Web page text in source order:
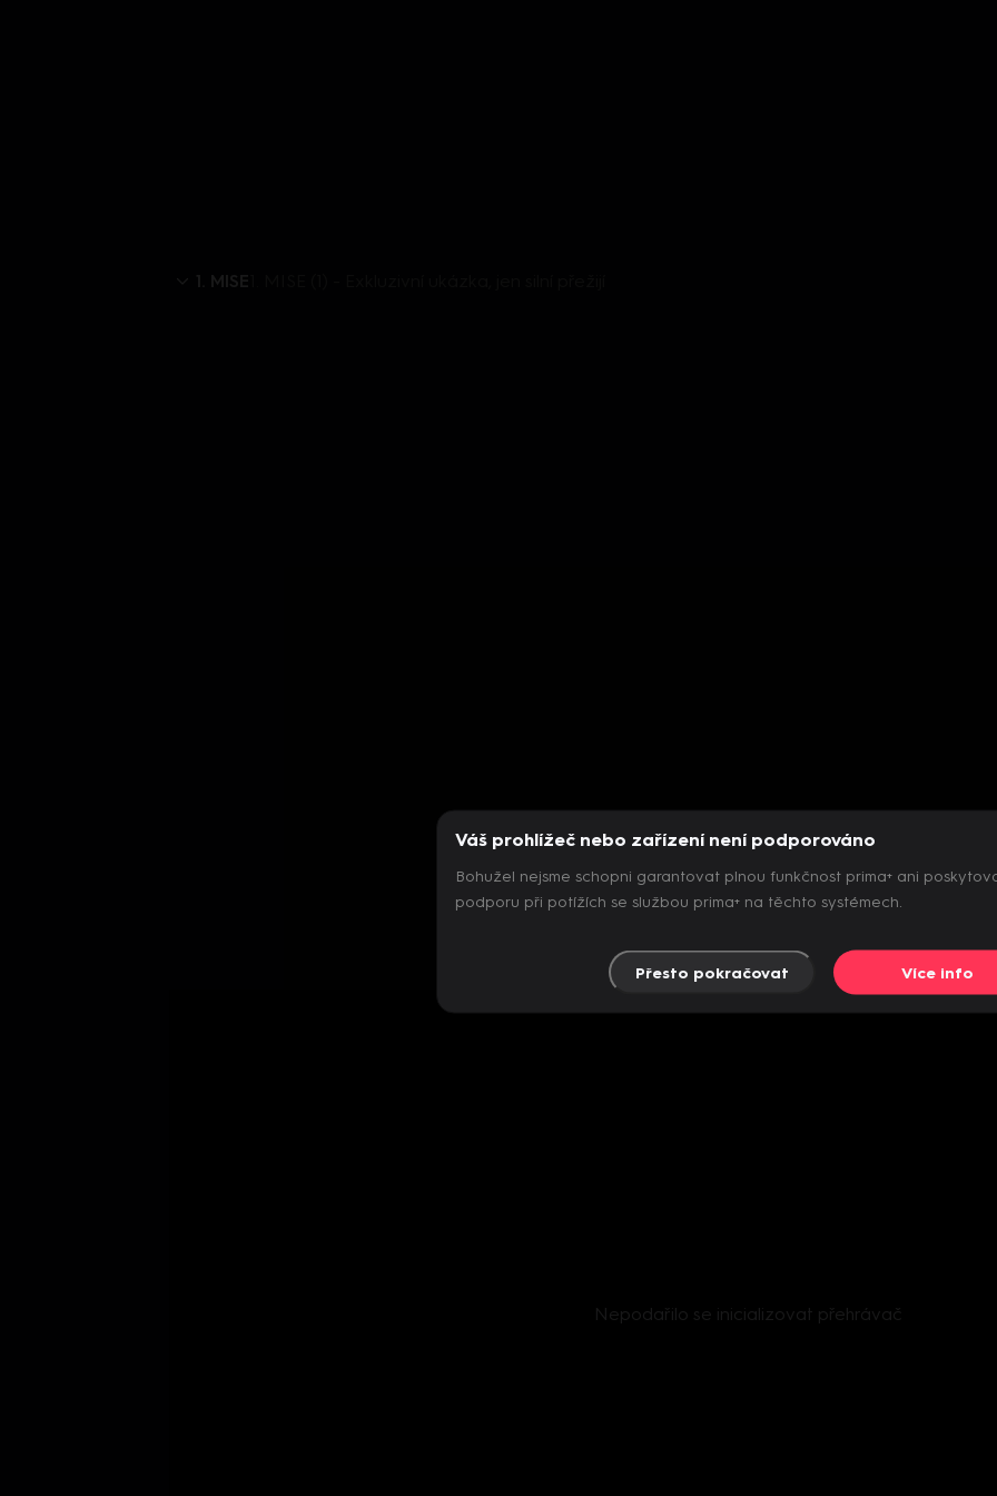
Nepodařilo se inicializovat přehrávač
Váš prohlížeč nebo zařízení není podporováno
Bohužel nejsme schopni garantovat plnou funkčnost prima+ ani
podporu při potížích se službou prima+ na těchto systémech.
Přesto pokračovat Více info